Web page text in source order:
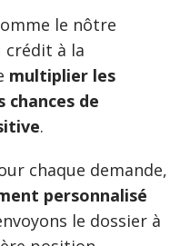
le nôtre
crédit à la
multiplier les
chances de
.
chaque demande,
personnalisé
le dossier à